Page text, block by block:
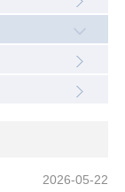
2026-05-22